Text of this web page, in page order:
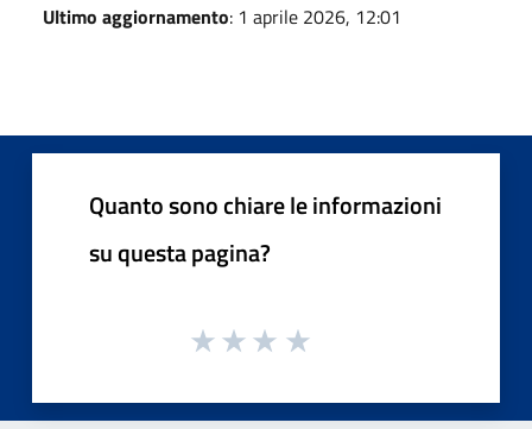
Ultimo aggiornamento: 1 aprile 2026, 12:01
Quanto sono chiare le informazioni
su questa pagina?